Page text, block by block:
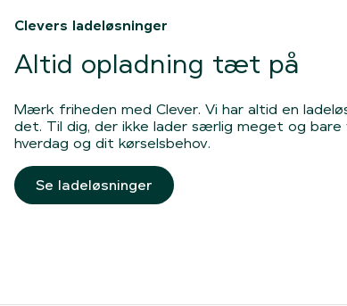
Clevers ladeløsninger
Altid opladning tæt på
Mærk friheden med Clever. Vi har altid en
det. Til dig, der ikke lader særlig meget og bare
hverdag og dit kørselsbehov.
Se ladeløsninger